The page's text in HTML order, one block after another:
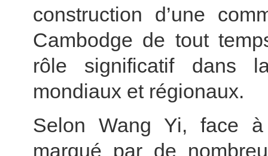
construction d’une
Cambodge de tout
rôle significatif dans
mondiaux et régionaux.
Selon Wang Yi, face à
marqué par de